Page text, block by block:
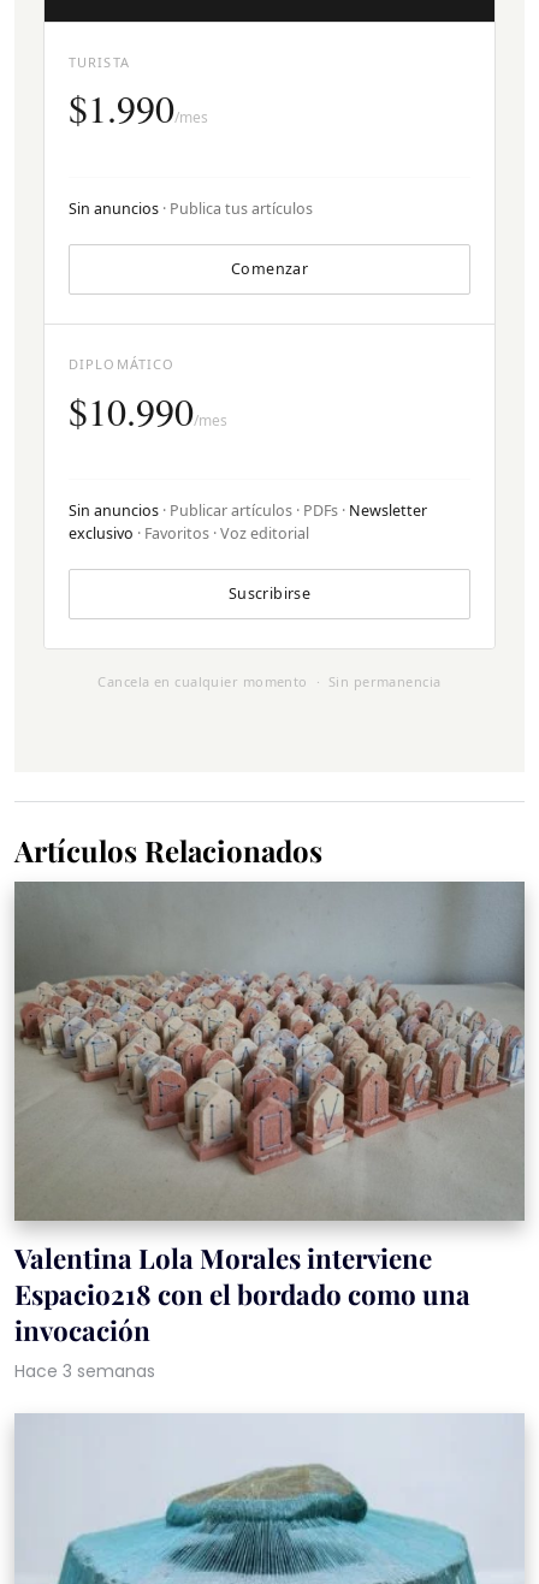
TURISTA
$1.990/mes
Sin anuncios · Publica tus artículos
Comenzar
DIPLOMÁTICO
$10.990/mes
Sin anuncios · Publicar artículos · PDFs · Newsletter
exclusivo · Favoritos · Voz editorial
Suscribirse
Cancela en cualquier momento · Sin permanencia
Artículos Relacionados
Valentina Lola Morales interviene
Espacio218 con el bordado como una
invocación
Hace 3 semanas